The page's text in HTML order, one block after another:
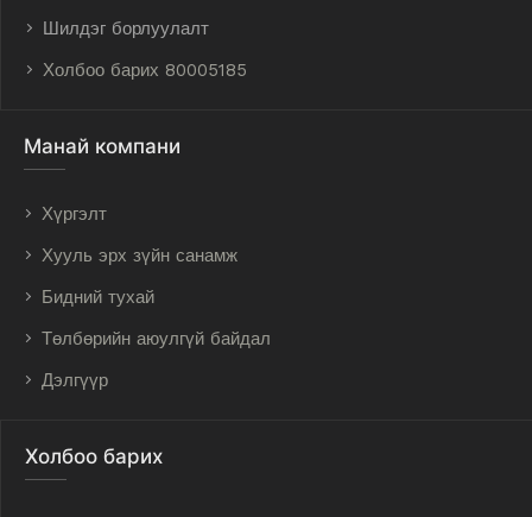
Шилдэг борлуулалт
Холбоо барих 80005185
Манай компани
Хүргэлт
Хууль эрх зүйн санамж
Бидний тухай
Төлбөрийн аюулгүй байдал
Дэлгүүр
Холбоо барих